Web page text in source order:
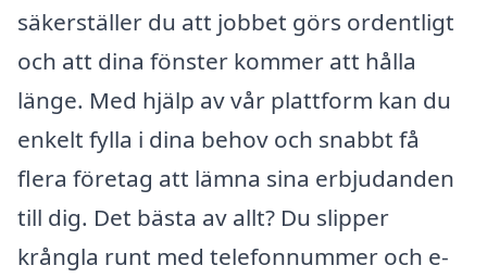
säkerställer du att jobbet görs ordentligt
och att dina fönster kommer att hålla
länge. Med hjälp av vår plattform kan du
enkelt fylla i dina behov och snabbt få
flera företag att lämna sina erbjudanden
till dig. Det bästa av allt? Du slipper
krångla runt med telefonnummer och e-